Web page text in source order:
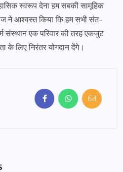
स्वरूप देना हम सबकी सामूहिक
ने आश्वस्त किया कि हम सभी संत-
संस्थान एक परिवार की तरह एकजुट
के लिए निरंतर योगदान देंगे।